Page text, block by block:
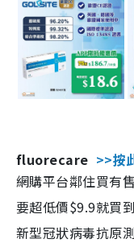
fluorecare >>按
網購平台鄰住買有
要超低價$9.9就買
新型冠狀病毒抗原